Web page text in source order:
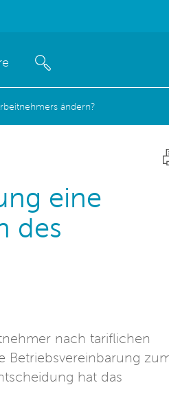
ändern?
eine
des
nach tariflichen
Betriebsvereinbarung
hat das